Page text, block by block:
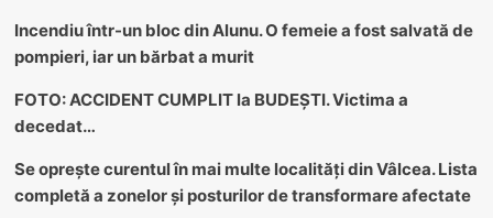
Incendiu într-un bloc din Alunu. O femeie a fost salvată de
pompieri, iar un bărbat a murit
FOTO: ACCIDENT CUMPLIT la BUDEȘTI. Victima a
decedat…
Se oprește curentul în mai multe localități din Vâlcea. Lista
completă a zonelor și posturilor de transformare afectate